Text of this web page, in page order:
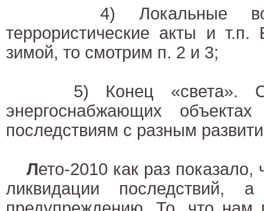
4) Локальные
террористические акты и т.п.
зимой, то смотрим п. 2 и 3;
5) Конец «света».
энергоснабжающих
последствиям с разным
Лето-2010 как раз показало,
ликвидации